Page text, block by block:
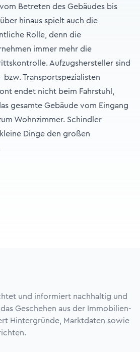
Betreten des Gebäudes bis
hinaus spielt auch die
Rolle, denn die
immer mehr die
Aufzugshersteller sind
bzw. Transportspezialisten
endet nicht beim Fahrstuhl,
gesamte Gebäude vom Eingang
Wohnzimmer. Schindler
Dinge den großen
und informiert nachhaltig und
Geschehen aus der Immobilien-
Hintergründe, Marktdaten sowie